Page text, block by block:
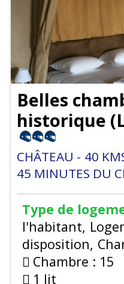
Belles
historique (
CHÂTEAU 40
45 MINUTES DU
Type de
l'habitant
disposition
Chambre : 15
1 lit